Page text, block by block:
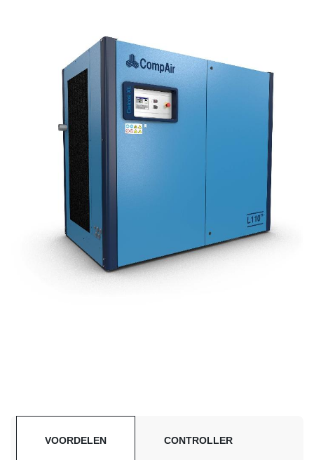
VOORDELEN CONTROLLER